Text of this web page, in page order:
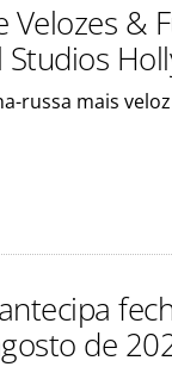
Velozes &
russa mais
de